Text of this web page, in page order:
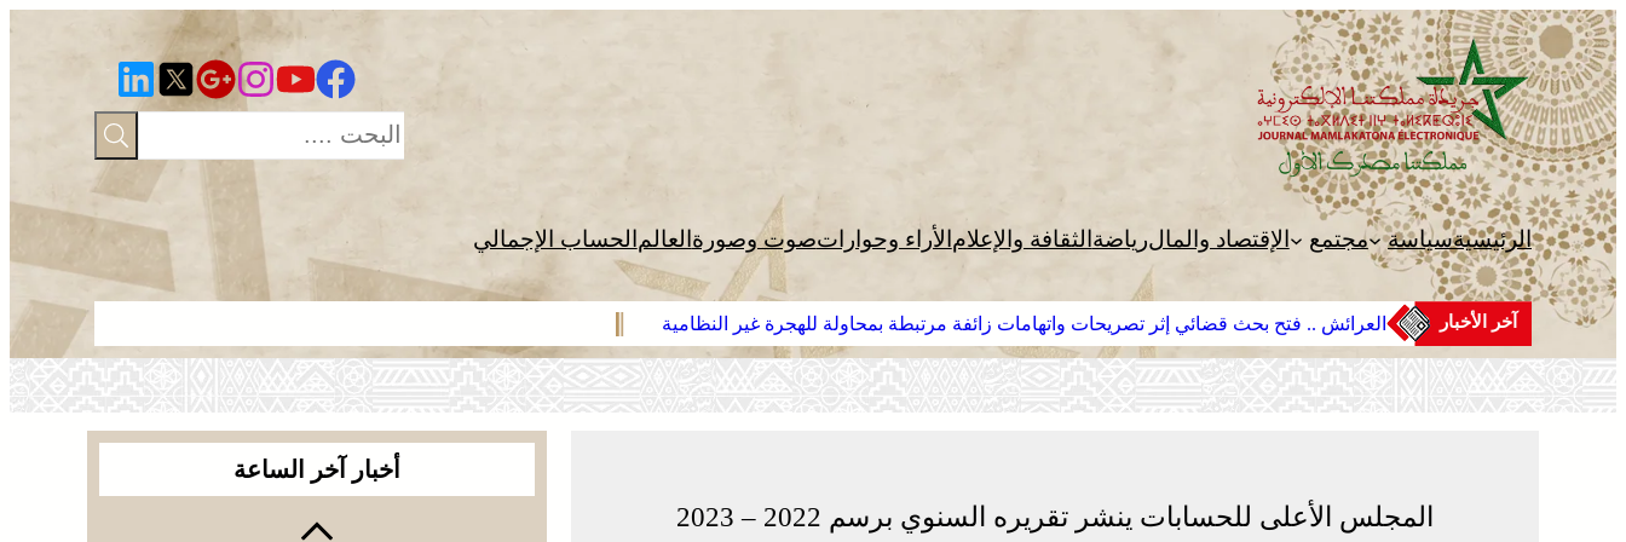
تخطى
إلى
المحتوى
الرئيسيةسياسة مجتمع الإقتصاد والمالرياضة الثقافة والإعلام الأراء وحواراتصوت وصورة العالم الحساب الإجمالي
آخر الأخبار العرائش .. فتح بحث قضائي إثر تصريحات واتهامات زائفة مرتبطة بمحاولة للهجرة غير النظامية الصحراء
المجلس الأعلى للحسابات ينشر تقريره السنوي برسم 2022 – 2023
أخبار آخر الساعة